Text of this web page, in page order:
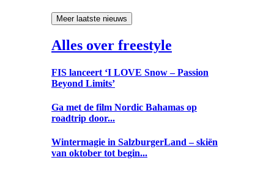
Meer laatste nieuws
Alles over freestyle
FIS lanceert ‘I LOVE Snow – Passion
Beyond Limits’
Ga met de film Nordic Bahamas op
roadtrip door...
Wintermagie in SalzburgerLand – skiën
van oktober tot begin...